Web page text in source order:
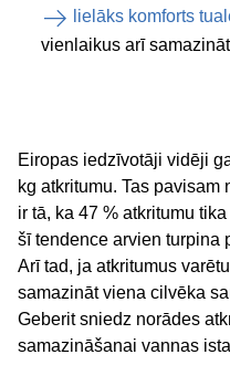
lielāks komforts
vienlaikus arī
Eiropas iedzīvotāji vidēji
kg atkritumu. Tas
ir tā, ka 47 % atkritumu
šī tendence arvien turpina
Arī tad, ja atkritumus
samazināt viena cilvēka
Geberit sniedz norādes
samazināšanai vannas